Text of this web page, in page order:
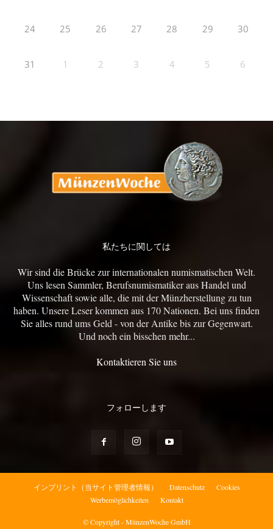
24 25 26 27 28 29 30
31 1 2 3 4 5 6
私たちに関しては
Wir sind die Brücke zur internationalen numismatischen Welt.
Uns lesen Sammler, Berufsnumismatiker aus Handel und
Wissenschaft sowie alle, die mit der Münzherstellung zu tun
haben. Unsere Leser kommen aus 170 Nationen. Bei uns finden
Sie alles rund ums Geld - von der Antike bis zur Gegenwart.
Und noch ein bisschen mehr...
Kontaktieren Sie uns
フォローします
インプリント（当サイト管理者情報） Datenschutz
Cookies
Werbemöglichkeiten
Kontakt
© Copyright - MünzenWoche GmbH